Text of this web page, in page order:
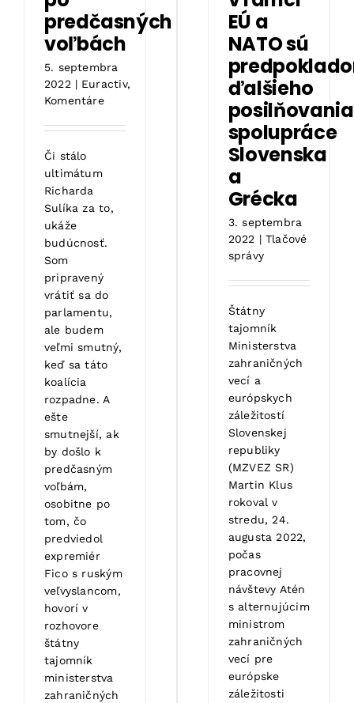
predčasných
voľbách
5. septembra
2022 | Euractiv,
Komentáre
Či stálo
ultimátum
Richarda
Sulíka za to,
ukáže
budúcnosť.
Som
pripravený
vrátiť sa do
parlamentu,
ale budem
veľmi smutný,
keď sa táto
koalícia
rozpadne. A
ešte
smutnejší, ak
by došlo k
predčasným
voľbám,
osobitne po
tom, čo
predviedol
expremiér
Fico s ruským
veľvyslancom,
hovorí v
rozhovore
štátny
tajomník
ministerstva
zahraničných
EÚ a
NATO sú
ďalšieho
posilňovania
spolupráce
Slovenska
a
Grécka
3. septembra
2022 | Tlačové
správy
Štátny
tajomník
Ministerstva
zahraničných
vecí a
európskych
záležitostí
Slovenskej
republiky
(MZVEZ SR)
Martin Klus
rokoval v
stredu, 24.
augusta 2022,
počas
pracovnej
návštevy Atén
s alternujúcim
ministrom
zahraničných
vecí pre
európske
záležitosti